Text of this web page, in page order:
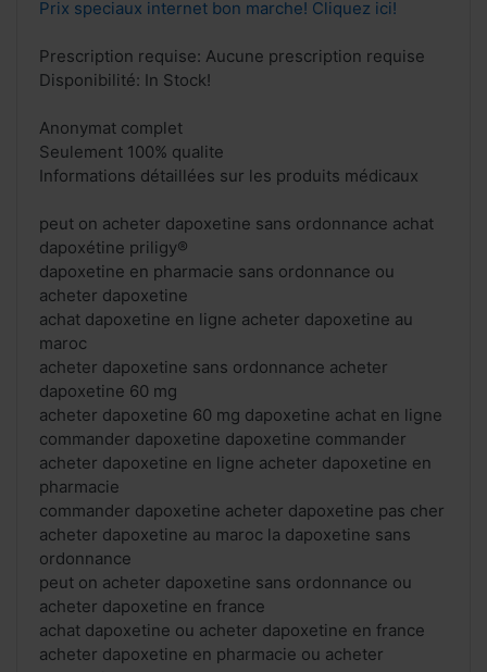
Prix speciaux internet bon marche! Cliquez ici!
Prescription requise: Aucune prescription requise
Disponibilité: In Stock!
Anonymat complet
Seulement 100% qualite
Informations détaillées sur les produits médicaux
peut on acheter dapoxetine sans ordonnance achat
dapoxétine priligy®
dapoxetine en pharmacie sans ordonnance ou
acheter dapoxetine
achat dapoxetine en ligne acheter dapoxetine au
maroc
acheter dapoxetine sans ordonnance acheter
dapoxetine 60 mg
acheter dapoxetine 60 mg dapoxetine achat en ligne
commander dapoxetine dapoxetine commander
acheter dapoxetine en ligne acheter dapoxetine en
pharmacie
commander dapoxetine acheter dapoxetine pas cher
acheter dapoxetine au maroc la dapoxetine sans
ordonnance
peut on acheter dapoxetine sans ordonnance ou
acheter dapoxetine en france
achat dapoxetine ou acheter dapoxetine en france
acheter dapoxetine en pharmacie ou acheter